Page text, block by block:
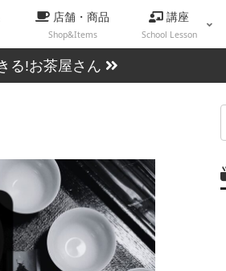
店舗・商品
Shop&Items
講座
School Lesson
る!お茶屋さん